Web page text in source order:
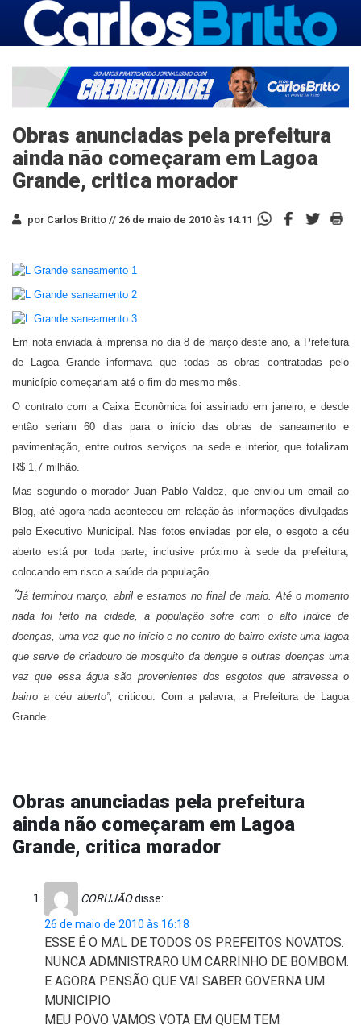
Obras anunciadas pela prefeitura
ainda não começaram em Lagoa
Grande, critica morador
por Carlos Britto // 26 de maio de 2010 às 14:11
Em nota enviada à imprensa no dia 8 de março deste ano, a Prefeitura
de Lagoa Grande informava que todas as obras contratadas pelo
município começariam até o fim do mesmo mês.
O contrato com a Caixa Econômica foi assinado em janeiro, e desde
então seriam 60 dias para o início das obras de saneamento e
pavimentação, entre outros serviços na sede e interior, que totalizam
R$ 1,7 milhão.
Mas segundo o morador Juan Pablo Valdez, que enviou um email ao
Blog, até agora nada aconteceu em relação às informações divulgadas
pelo Executivo Municipal. Nas fotos enviadas por ele, o esgoto a céu
aberto está por toda parte, inclusive próximo à sede da prefeitura,
colocando em risco a saúde da população.
“Já terminou março, abril e estamos no final de maio. Até o momento
nada foi feito na cidade, a população sofre com o alto índice de
doenças, uma vez que no início e no centro do bairro existe uma lagoa
que serve de criadouro de mosquito da dengue e outras doenças uma
vez que essa água são provenientes dos esgotos que atravessa o
bairro a céu aberto”, criticou. Com a palavra, a Prefeitura de Lagoa
Grande.
Obras anunciadas pela prefeitura
ainda não começaram em Lagoa
Grande, critica morador
CORUJÃOdisse:
26 de maio de 2010 às 16:18
ESSE É O MAL DE TODOS OS PREFEITOS NOVATOS.
NUNCA ADMNISTRARO UM CARRINHO DE BOMBOM.
E AGORA PENSÃO QUE VAI SABER GOVERNA UM
MUNICIPIO
MEU POVO VAMOS VOTA EM QUEM TEM